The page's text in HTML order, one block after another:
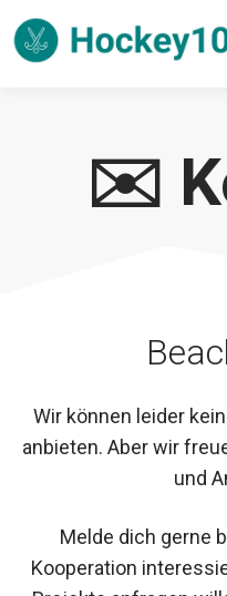
Zum
Inhalt
✉️
Wir können leider
anbieten. Aber wir
und
Melde dich gerne
Kooperation